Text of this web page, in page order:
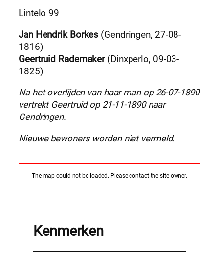
Lintelo 99
Jan Hendrik Borkes (Gendringen, 27-08-
1816)
Geertruid Rademaker(Dinxperlo, 09-03-
1825)
Na het overlijden van haar man op 26-07-1890
vertrekt Geertruid op 21-11-1890 naar
Gendringen.
Nieuwe bewoners worden niet vermeld.
The map could not be loaded. Please contact the site owner.
Kenmerken